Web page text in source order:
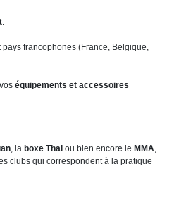
.
francophones (France, Belgique,
équipements et accessoires
, la boxe Thai ou bien encore le MMA,
clubs qui correspondent à la pratique